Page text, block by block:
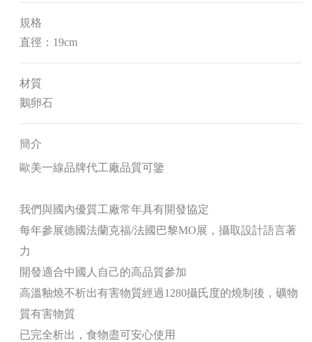
規格
直徑：19cm
材質
鵝卵石
簡介
歐美一線品牌代工廠品質可鑒
我們與國內優質工廠常年具有開發協定
每年參展德國法蘭克福/法國巴黎MO展，攝取設計語言著
力
開發適合中國人自己的高品質參加
高溫釉燒不析出有害物質經過1280攝氏度的燒制後，礦物
質有害物質
已完全析出，食物盡可安心使用